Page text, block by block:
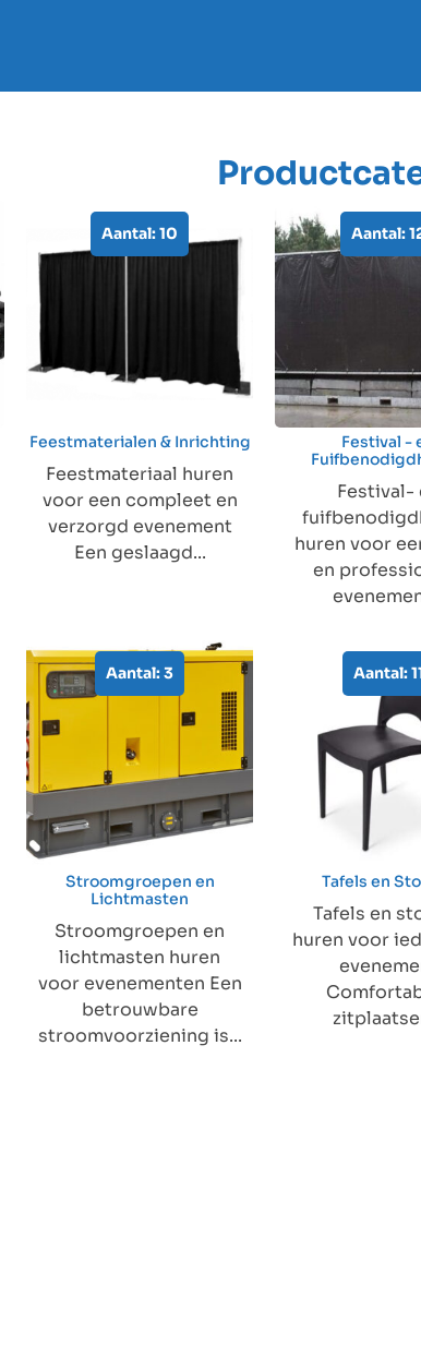
Aantal: 10
Feestmaterialen & Inrichting
Feestmateriaal huren
voor een compleet en
verzorgd evenement
Een geslaagd...
Aantal:
Festival -
Festival-
huren voor
en
Aantal: 3
Stroomgroepen en
Lichtmasten
Stroomgroepen en
lichtmasten huren
voor evenementen Een
betrouwbare
stroomvoorziening is...
Aantal:
Tafels en
Tafels en
huren voor